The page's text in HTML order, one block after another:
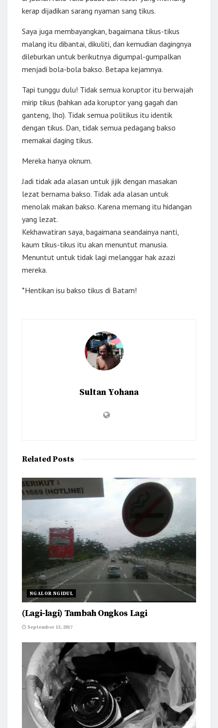
kerap dijadikan sarang nyaman sang tikus.
Saya juga membayangkan, bagaimana tikus-tikus
malang itu dibantai, dikuliti, dan kemudian dagingnya
dileburkan untuk berikutnya digumpal-gumpalkan
menjadi bola-bola bakso. Betapa kejamnya.
Tapi tunggu dulu! Tidak semua koruptor itu berwajah
mirip tikus (bahkan ada koruptor yang gagah dan
ganteng, lho). Tidak semua politikus itu identik
dengan tikus. Dan, tidak semua pedagang bakso
memakai daging tikus.
Mereka hanya oknum.
Jadi tidak ada alasan untuk jijik dengan masakan
lezat bernama bakso. Tidak ada alasan untuk
menolak makan bakso. Karena memang itu hidangan
yang lezat.
Kekhawatiran saya, bagaimana seandainya nanti,
kaum tikus-tikus itu akan menuntut manusia.
Menuntut untuk tidak lagi melanggar hak azazi
mereka.
*Hentikan isu bakso tikus di Batam!
Sultan Yohana
RelatedPosts
NGALOR NGIDUL
(Lagi-lagi) Tambah Ongkos Lagi
September 13, 2017